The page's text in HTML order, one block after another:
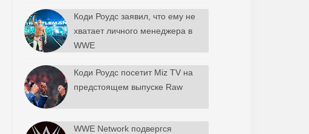
Коди Роудс заявил, что ему не
хватает личного менеджера в
WWE
Коди Роудс посетит Miz TV на
предстоящем выпуске Raw
WWE Network подвергся